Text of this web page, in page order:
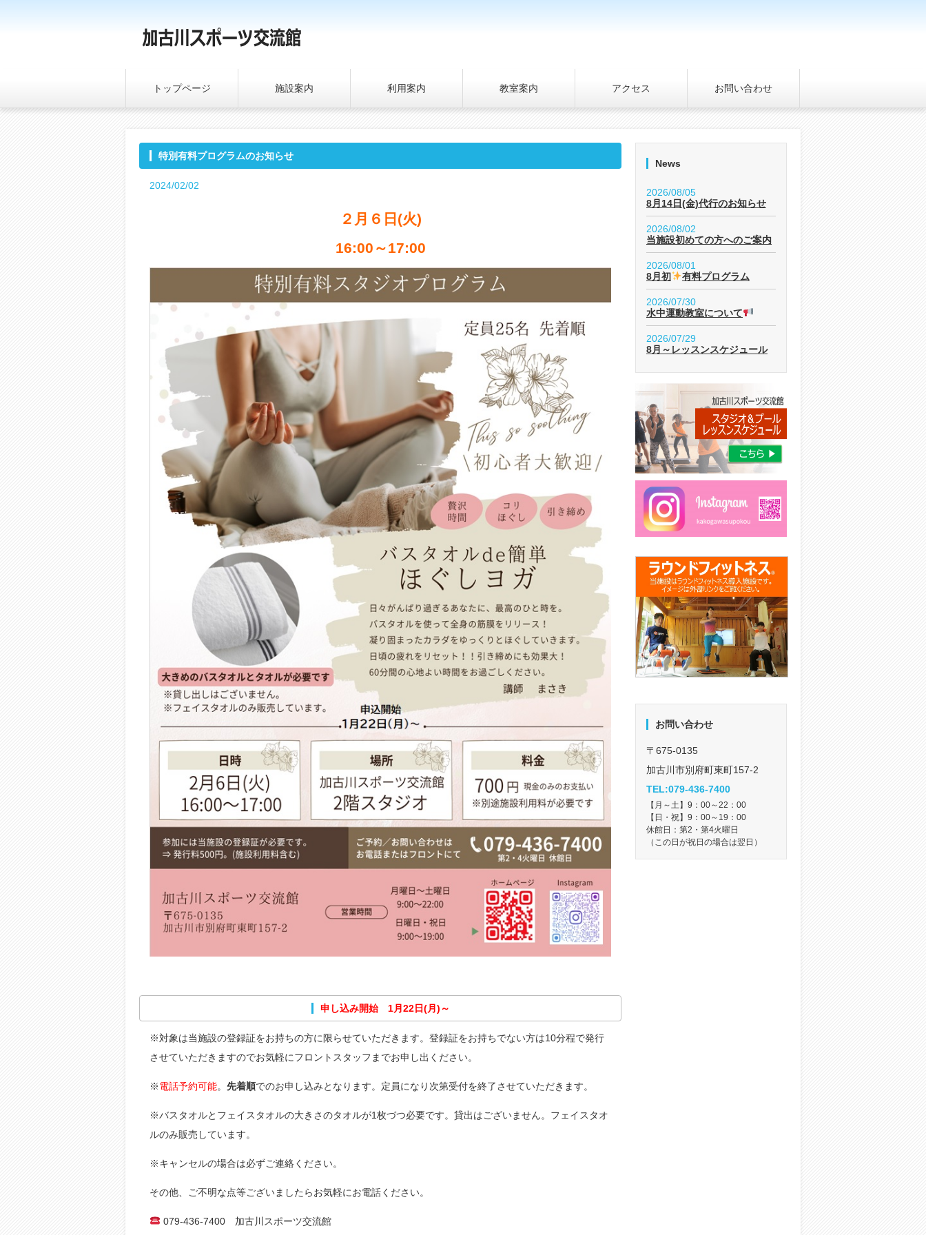
トップページ 施設案内 利用案内 教室案内 アクセス お問い合わせ
特別有料プログラムのお知らせ
2024/02/02
２月６日(火)
16:00～17:00
申し込み開始 1月22日(月)～
※対象は当施設の登録証をお持ちの方に限らせていただきます。登録証をお持ちでない方は10分程で発行
させていただきますのでお気軽にフロントスタッフまでお申し出ください。
※電話予約可能。 先着順でのお申し込みとなります。定員になり次第受付を終了させていただきます。
※バスタオルとフェイスタオルの大きさのタオルが1枚づつ必要です。貸出はございません。フェイスタオ
ルのみ販売しています。
※キャンセルの場合は必ずご連絡ください。
その他、ご不明な点等ございましたらお気軽にお電話ください。
079-436-7400 加古川スポーツ交流館
News
2026/08/05
8月14日(金)代行のお知らせ
2026/08/02
当施設初めての方へのご案内
2026/08/01
8月初
有料プログラム
2026/07/30
水中運動教室について
2026/07/29
8月～レッスンスケジュール
お問い合わせ
〒675-0135
加古川市別府町東町157-2
TEL:079-436-7400
【月～土】9：00～22：00
【日・祝】9：00～19：00
休館日：第2・第4火曜日
（この日が祝日の場合は翌日）